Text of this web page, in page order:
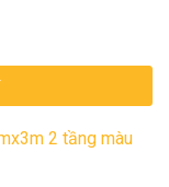
2 tầng màu